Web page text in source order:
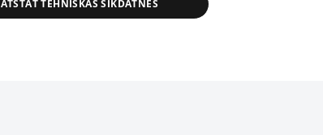
ATSTĀT TEHNISKĀS SĪKDATNES